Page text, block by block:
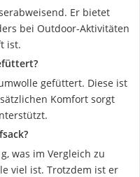
Er bietet
bei Outdoor-Aktivitäten
ist.
gefüttert. Diese ist
Komfort sorgt
was im Vergleich zu
viel ist. Trotzdem ist er